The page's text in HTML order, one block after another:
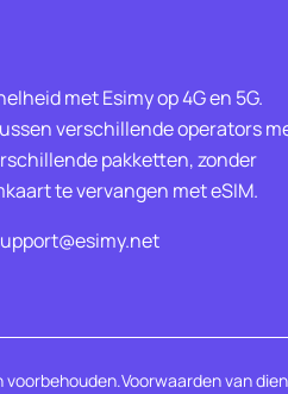
met Esimy op 4G en 5G.
verschillende operators
pakketten, zonder
te vervangen met eSIM.
voorbehouden.Voorwaarden van